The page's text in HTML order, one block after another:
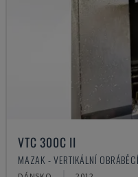
VTC 300C II
MAZAK - VERTIKÁLNÍ